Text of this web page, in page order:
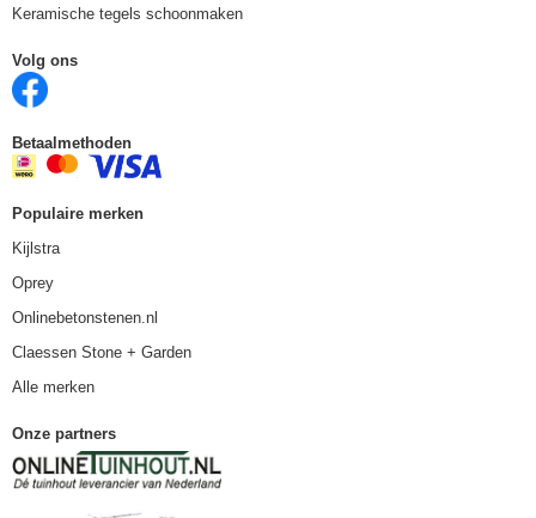
Keramische tegels schoonmaken
Volg ons
Betaalmethoden
Populaire merken
Kijlstra
Oprey
Onlinebetonstenen.nl
Claessen Stone + Garden
Alle merken
Onze partners